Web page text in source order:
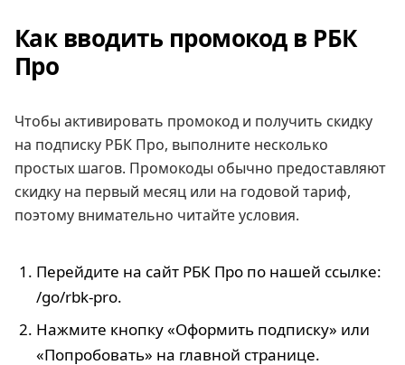
Как вводить промокод в РБК
Про
Чтобы активировать промокод и получить скидку
на подписку РБК Про, выполните несколько
простых шагов. Промокоды обычно предоставляют
скидку на первый месяц или на годовой тариф,
поэтому внимательно читайте условия.
Перейдите на сайт РБК Про по нашей ссылке:
/go/rbk-pro.
Нажмите кнопку «Оформить подписку» или
«Попробовать» на главной странице.